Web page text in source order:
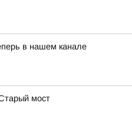
в нашем канале
мост